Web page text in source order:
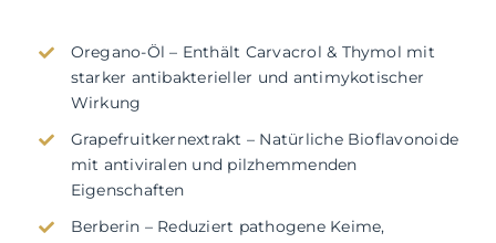
Oregano-Öl – Enthält Carvacrol & Thymol mit
starker antibakterieller und antimykotischer
Wirkung
Grapefruitkernextrakt – Natürliche Bioflavonoide
mit antiviralen und pilzhemmenden
Eigenschaften
Berberin – Reduziert pathogene Keime,